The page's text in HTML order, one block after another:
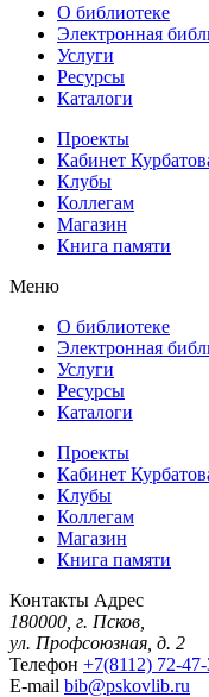
О библиотеке
Электронная
Услуги
Ресурсы
Каталоги
Проекты
Кабинет
Клубы
Коллегам
Магазин
Книга памяти
Меню
О библиотеке
Электронная
Услуги
Ресурсы
Каталоги
Проекты
Кабинет
Клубы
Коллегам
Магазин
Книга памяти
Контакты Адрес
180000, г. Псков,
ул. Профсоюзная, д. 2
Телефон +7(8112) 72-
E-mail bib@pskovlib.ru